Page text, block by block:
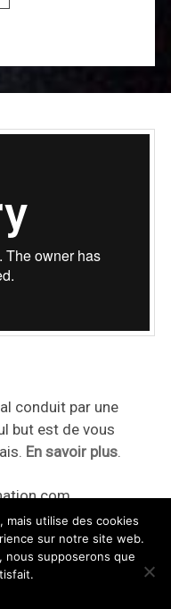
conduit par une
but est de vous
En savoir plus.
mais utilise des cookies
sur notre site web.
nous supposerons que